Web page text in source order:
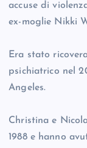
accuse di
ex-moglie Nikki
Era stato
psichiatrico nel
Angeles.
Christina e
1988 e hanno